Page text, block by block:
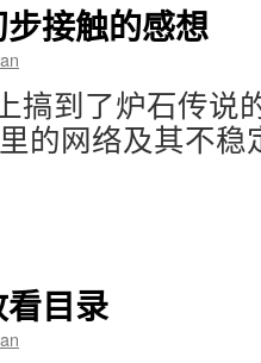
步接触的感想
搞到了炉石传说
的网络及其不
目录